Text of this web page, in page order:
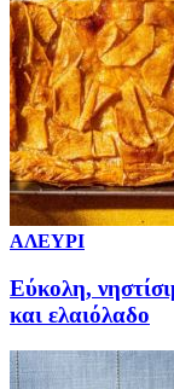
ΑΛΕΥΡΙ
Εύκολη,
και ελαιόλαδο